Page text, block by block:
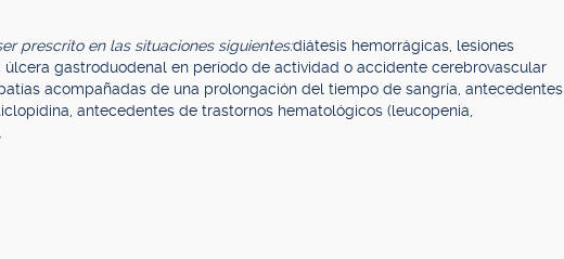
prescrito en las situaciones siguientes:diátesis hemorrágicas, lesiones
gastroduodenal en período de actividad o accidente cerebrovascular
acompañadas de una prolongación del tiempo de sangría, antecedentes
antecedentes de trastornos hematológicos (leucopenia,